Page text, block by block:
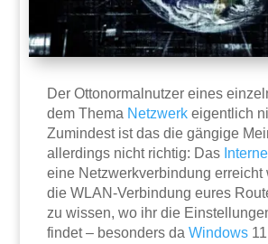
Der Ottonormalnutzer eines
dem Thema Netzwerk eigentlich
Zumindest ist das die gängige
allerdings nicht richtig: Das
eine Netzwerkverbindung erreicht
die WLAN-Verbindung eures
zu wissen, wo ihr die
findet – besonders daWindows